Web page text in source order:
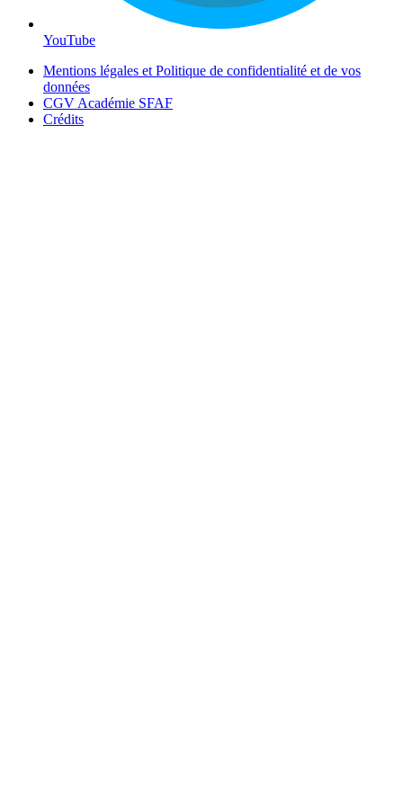
YouTube
Mentions légales et Politique de confidentialité et de vos
données
CGV Académie SFAF
Crédits